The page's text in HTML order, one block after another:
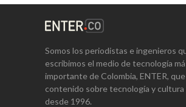
Somos los periodistas e ingenieros
escribimos el medio de tecnología
importante de Colombia, ENTER,
contenido sobre tecnología y cultura
desde 1996.